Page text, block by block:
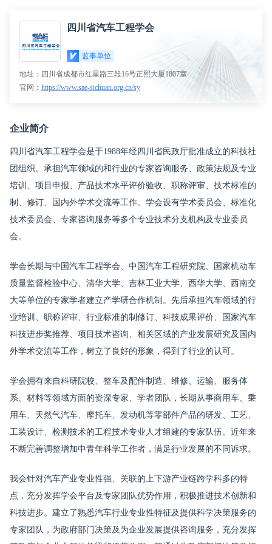
已签到 四川省汽车工程学会
监事单位
地址：四川省成都市红星路三段16号正熙大厦1807室
官网： https://www.sae-sichuan.org.cn/sy
企业简介
四川省汽车工程学会是于1988年经四川省民政厅批准成立的科技社
团组织。承担汽车领域的和行业的专家咨询服务、政策法规及专业
培训、项目申报、产品技术水平评价验收、职称评审、技术标准的
制、修订、国内外学术交流等工作。学会设有学术委员会、标准化
技术委员会、专家咨询服务等多个专业技术分支机构及专业委员
会。
学会长期与中国汽车工程学会、中国汽车工程研究院、国家机动车
质量监督检验中心、清华大学、吉林工业大学、西华大学、西南交
大等单位的专家学者建立产学研合作机制。先后承担汽车领域的行
业培训、职称评审、行业标准的制修订、科技成果评价、国家汽车
科技进步奖推荐、项目技术咨询、相关区域的产业发展研究及国内
外学术交流等工作，树立了良好的形象，得到了行业的认可。
学会拥有来自科研院校、整车及配件制造、维修、运输、服务体
系、材料等领域方面的资深专家、学者团队，长期从事商用车、乗
用车、天然气汽车、摩托车、发动机等零部件产品的研发、工艺、
工装设计、检测技术的工程技术专业人才组建的专家队伍。近年来
不断完善调整增加中青年科学工作者，满足行业发展的不同诉求。
我会针对汽车产业专业性强、关联的上下游产业链跨学科多的特
点，充分发挥学会平台及专家团队优势作用，积极推进技术创新和
科技进步。建立了熟悉汽车行业专业性特征及提供科学决策服务的
专家团队，为政府部门决策及为企业发展提供咨询服务，充分发挥